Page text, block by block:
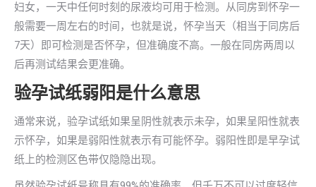
妇女，一天中任何时刻的尿液均可用于检测。从同房到怀孕一
般需要一周左右的时间，也就是说，怀孕当天（相当于同房后
7天）即可检测是否怀孕，但准确度不高。一般在同房两周以
后再测试结果会更准确。
验孕试纸弱阳是什么意思
通常来说，验孕试纸如果呈阴性就表示未孕，如果呈阳性就表
示怀孕，如果是弱阳性就表示有可能怀孕。弱阳性即是早孕试
纸上的检测区色带仅隐隐出现。